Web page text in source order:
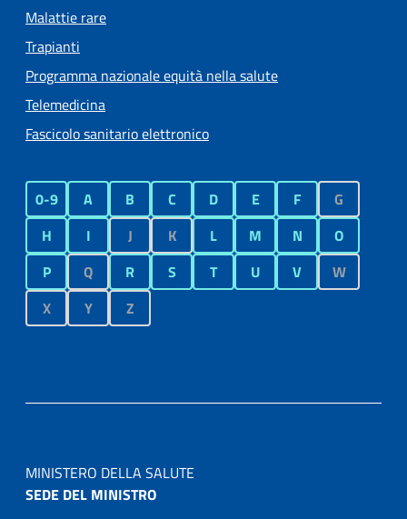
Malattie rare
Trapianti
Programma nazionale equità nella salute
Telemedicina
Fascicolo sanitario elettronico
0-9 A B C D E F
G
H
I J K L M N
O
P
Q R S T U V
W
X
Y Z
MINISTERO DELLA SALUTE
SEDE DEL MINISTRO